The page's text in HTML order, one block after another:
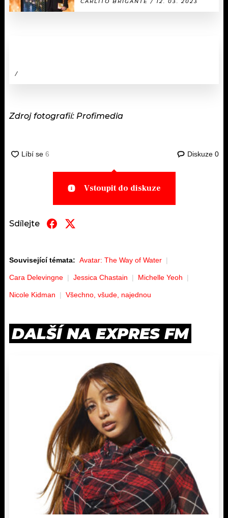
/
Zdroj fotografií: Profimedia
Diskuze 0
Vstoupit do diskuze
Sdílejte
Související témata: Avatar: The Way of Water
Cara Delevingne Jessica Chastain Michelle Yeoh
Nicole Kidman Všechno, všude, najednou
DALŠÍ NA EXPRES FM